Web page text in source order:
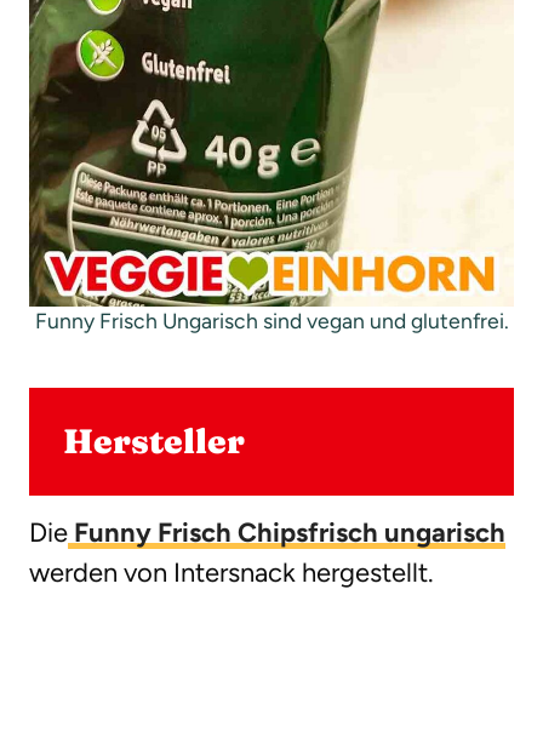
Funny Frisch Ungarisch sind vegan und glutenfrei.
Hersteller
Die Funny Frisch Chipsfrisch ungarisch
werden von Intersnack hergestellt.